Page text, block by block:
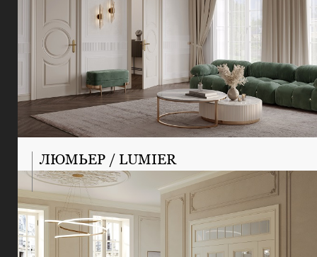
ЛЮМЬЕР / LUMIER